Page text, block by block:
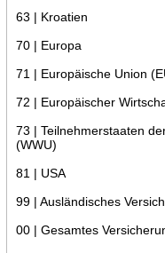
63 | Kroatien
70 | Europa
71 | Europäische Union
72 | Europäischer
73 | Teilnehmerstaaten
(WWU)
81 | USA
99 | Ausländisches
00 | Gesamtes